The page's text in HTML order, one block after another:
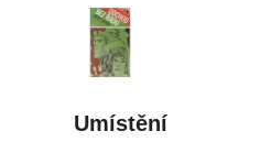
Umístění